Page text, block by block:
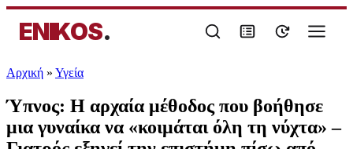
ENIKOS.
Αρχική » Υγεία
Ύπνος: Η αρχαία μέθοδος που βοήθησε
μια γυναίκα να «κοιμάται όλη τη νύχτα» –